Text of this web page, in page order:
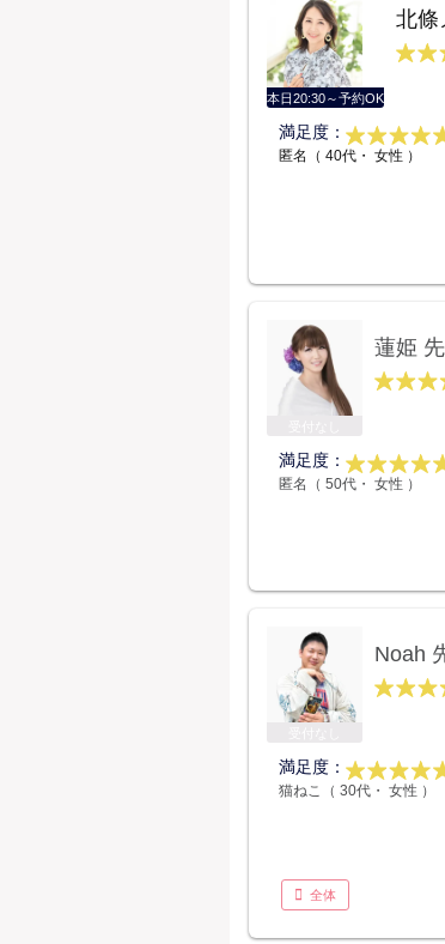
本日20:30～予約OK
北條
満足度：
匿名（ 40代・ 女性 ）
蓮姫
満足度：
匿名（ 50代・ 女性 ）
Noah
満足度：
猫ねこ（ 30代・ 女性 ）
全体